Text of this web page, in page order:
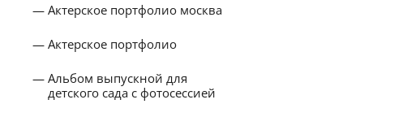
Актерское портфолио москва
Актерское портфолио
Альбом выпускной для
детского сада с фотосессией